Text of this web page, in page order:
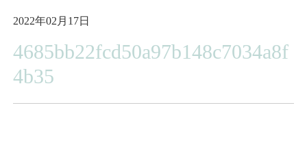
2022年02月17日
4685bb22fcd50a97b148c7034a8f
4b35